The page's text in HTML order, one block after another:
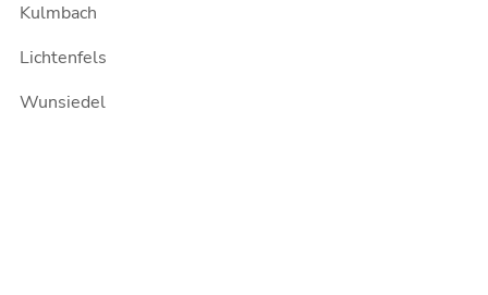
Kulmbach
Lichtenfels
Wunsiedel